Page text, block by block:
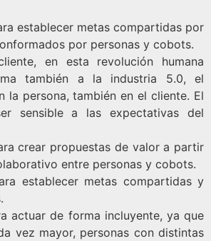
establecer metas compartidas por
por personas y cobots.
en esta revolución humana
también a la industria 5.0, el
la persona, también en el cliente. El
sensible a las expectativas del
crear propuestas de valor a partir
entre personas y cobots.
establecer metas compartidas y
actuar de forma incluyente, ya que
vez mayor, personas con distintas